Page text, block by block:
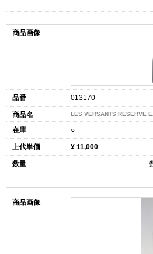
013170
LES VERSANTS RESERVE
○
¥ 11,000